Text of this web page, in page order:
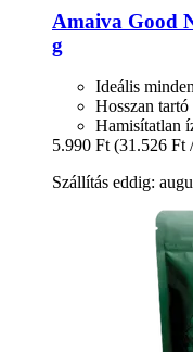
Amaiva Good
g
Ideális
Hosszan tartó
Hamisítatlan
5.990 Ft (31.526 Ft
Szállítás eddig: